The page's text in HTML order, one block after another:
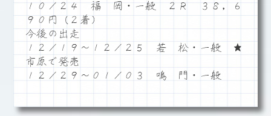
１０／２４ 福 岡・一般 ２Ｒ ３８，６
９０円（２着）
今後の出走
１２／１９～１２／２５ 若 松・一般 ★
市原で発売
１２／２９～０１／０３ 鳴 門・一般